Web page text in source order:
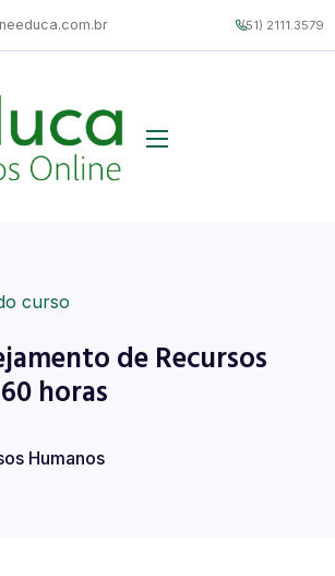
(51) 2111.3579
curso
de Recursos
horas
Humanos